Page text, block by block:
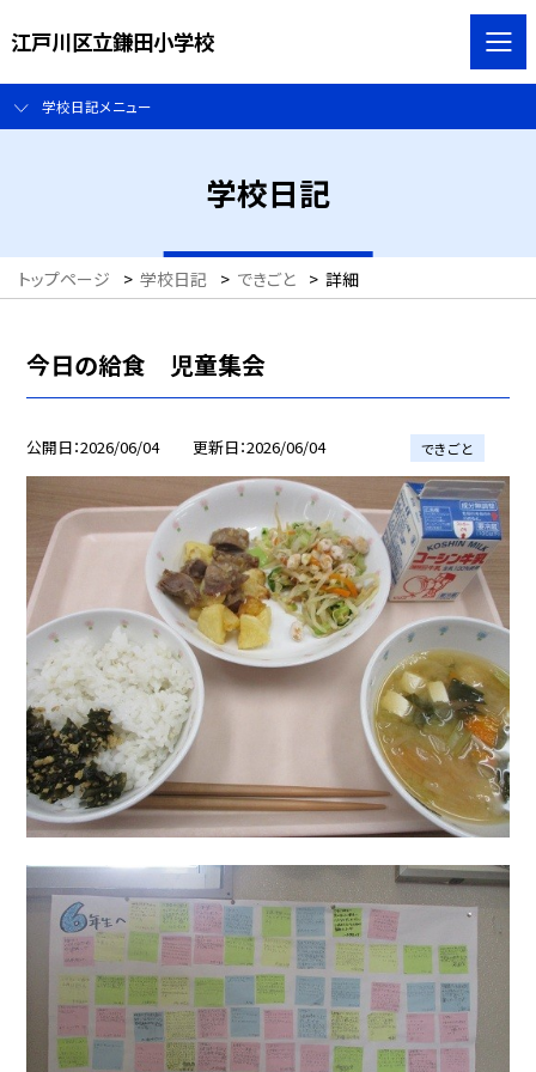
江戸川区立鎌田小学校
学校日記メニュー
学校日記
トップページ > 学校日記 > できごと > 詳細
今日の給食 児童集会
公開日 2026/06/04 更新日 2026/06/04 できごと